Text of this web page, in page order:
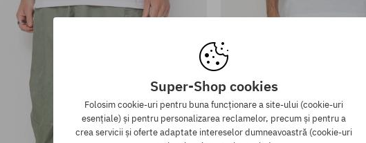
Super-Shop cookies
Folosim cookie-uri pentru buna funcționare a site-ului (cookie-uri
esențiale) și pentru personalizarea reclamelor, precum și pentru a
crea servicii și oferte adaptate intereselor dumneavoastră (cookie-uri